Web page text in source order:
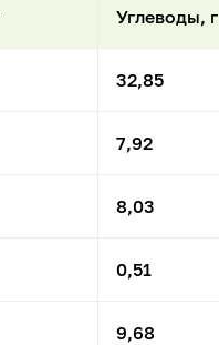
Углеводы, г
32,85
7,92
8,03
0,51
9,68